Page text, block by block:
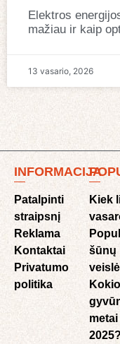
Elektros
mažiau ir kaip
13 vasario, 2026
INFORMACIJA
Patalpinti
straipsnį
Reklama
Kontaktai
Privatumo
politika
Kiek
šūnų
Kokio
2025?